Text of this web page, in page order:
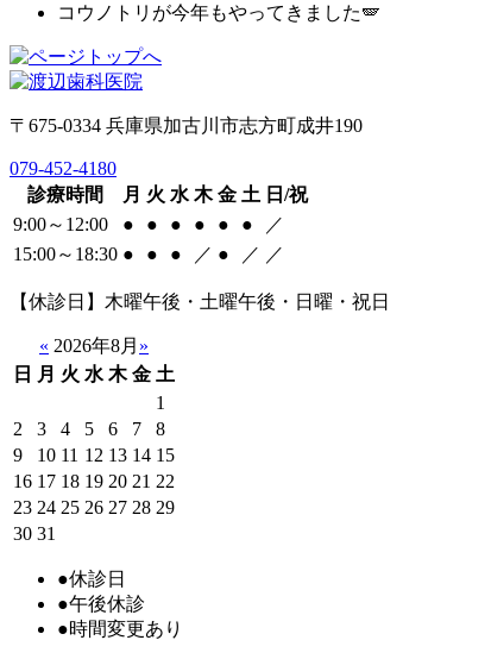
コウノトリが今年もやってきました🪽
〒675-0334 兵庫県加古川市志方町成井190
079-452-4180
診療時間
月 火 水 木 金 土 日/祝
9:00～12:00
● ● ● ● ● ●
／
15:00～18:30 ● ● ● ／ ● ／ ／
【休診日】木曜午後・土曜午後・日曜・祝日
« 2026年8月 »
日
月 火 水 木 金 土
1
2
3 4 5 6 7
8
9
10 11 12 13 14 15
16 17 18 19 20 21 22
23 24 25 26 27 28 29
30 31
●休診日
●午後休診
●時間変更あり